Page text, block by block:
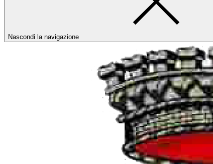
Nascondi la navigazione